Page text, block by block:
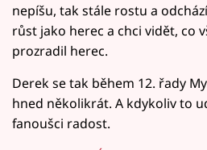
nepíšu, tak stále rostu a
růst jako herec a chci vidět, co
prozradil herec.
Derek se tak během 12. řady
hned několikrát. A kdykoliv to
fanoušci radost.